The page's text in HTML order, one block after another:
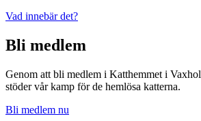
Vad innebär det?
Bli medlem
Genom att bli medlem i Katthemmet i
stöder vår kamp för de hemlösa katterna.
Bli medlem nu